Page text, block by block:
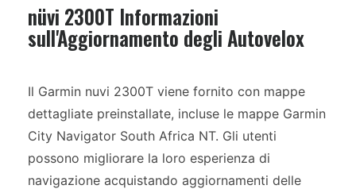
nüvi 2300T Informazioni
sull'Aggiornamento degli Autovelox
Il Garmin nuvi 2300T viene fornito con mappe
dettagliate preinstallate, incluse le mappe Garmin
City Navigator South Africa NT. Gli utenti
possono migliorare la loro esperienza di
navigazione acquistando aggiornamenti delle